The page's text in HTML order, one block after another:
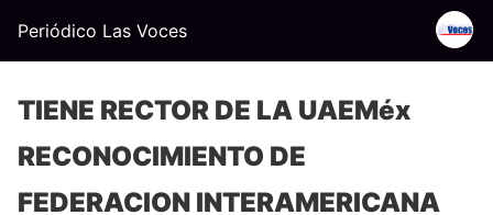
Periódico Las Voces
TIENE RECTOR DE LA UAEMéx
RECONOCIMIENTO DE
FEDERACION INTERAMERICANA